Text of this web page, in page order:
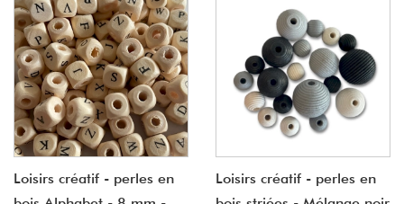
Loisirs créatif - perles en
Loisirs créatif - perles en